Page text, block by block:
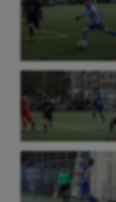
Athlétisme
Aviron
Balle à la main
Ballon au poing